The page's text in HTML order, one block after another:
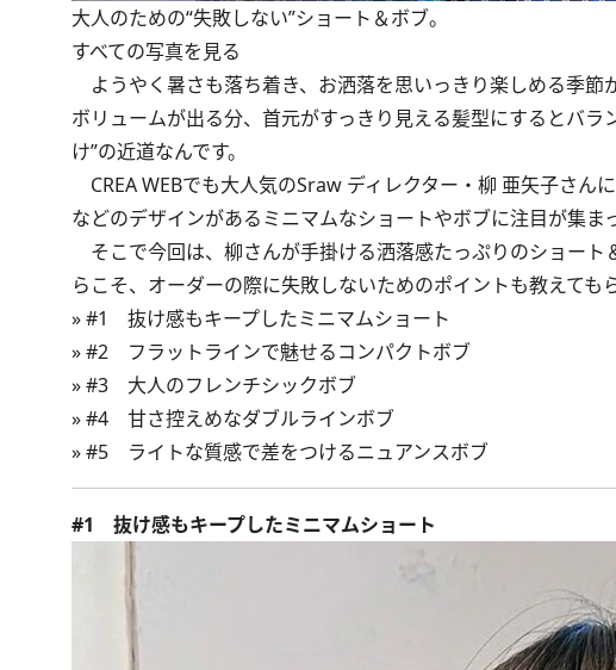
大人のための“失敗しない”ショート＆ボブ。
すべての写真を見る
ようやく暑さも落ち着き、お洒落を思いっきり楽しめる季
ボリュームが出る分、首元がすっきり見える髪型にするとバ
け”の近道なんです。
CREA WEBでも大人気のSraw ディレクター・柳 亜矢子さん
などのデザインがあるミニマムなショートやボブに注目が集ま
そこで今回は、柳さんが手掛ける洒落感たっぷりのショー
らこそ、オーダーの際に失敗しないためのポイントも教えても
»#1 抜け感もキープしたミニマムショート
»#2 フラットラインで魅せるコンパクトボブ
»#3 大人のフレンチシックボブ
»#4 甘さ控えめなダブルラインボブ
»#5 ライトな質感で差をつけるニュアンスボブ
#1 抜け感もキープしたミニマムショート